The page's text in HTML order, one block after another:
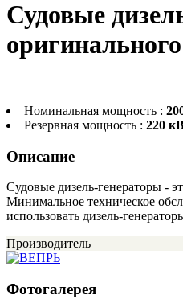
Судовые
Номинальная мощность :
Резервная мощность : 220
Описание
Судовые дизель-генераторы -
Минимальное техническое
использовать дизель-
Производитель
Фотогалерея